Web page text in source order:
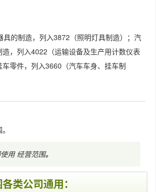
的制造，列入3872（照明灯具制造）；汽
，列入4022（运输设备及生产用计数仪表
零件，列入3660（汽车车身、挂车制
用经营范围。
类公司通用：